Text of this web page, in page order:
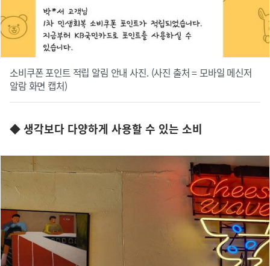
소비쿠폰 포인트 적립 알림 안내 사진. (사진 출처 = 모바일 메신저
알람 화면 캡처)
◆ 생각보다 다양하게 사용할 수 있는 소비